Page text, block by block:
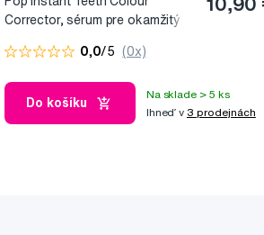
Corrector, sérum pre okamžitý
10,90
0,0/5 (0x)
Do košíku
Na sklade > 5 ks
Ihneď v 3 prodejnách